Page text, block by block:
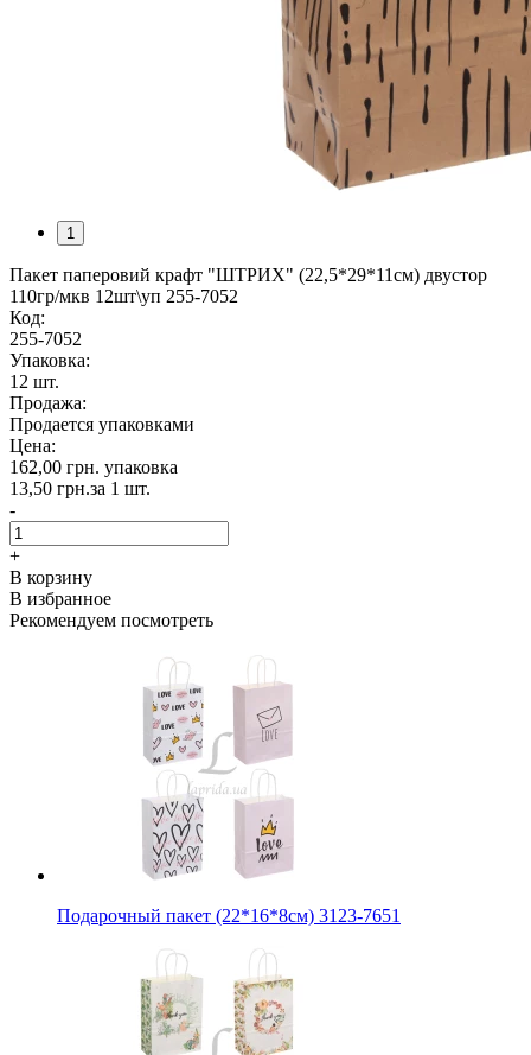
1
Пакет паперовий крафт "ШТРИХ" (22,5*29*11см) двустор
110гр/мкв 12шт\уп 255-7052
Код:
255-7052
Упаковка:
12 шт.
Продажа:
Продается упаковками
Цена:
162,00 грн. упаковка
13,50 грн.за 1 шт.
-
+
В корзину
В избранное
Рекомендуем посмотреть
Подарочный пакет (22*16*8см) 3123-7651